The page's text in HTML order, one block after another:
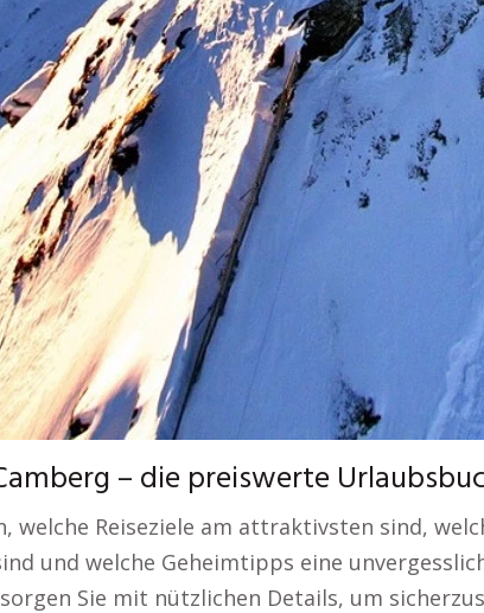
– die preiswerte
welche Reiseziele am attraktivsten sind,
und welche Geheimtipps eine
Sie mit nützlichen Details, um